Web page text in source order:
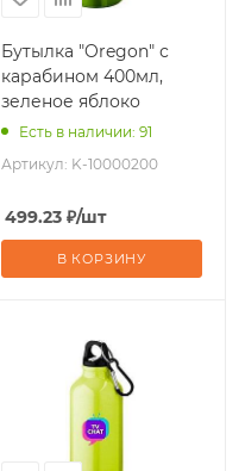
Бутылка "Oregon" с
карабином 400мл,
зеленое яблоко
Есть в наличии: 91
Артикул: K-10000200
499.23 ₽/шт
В КОРЗИНУ